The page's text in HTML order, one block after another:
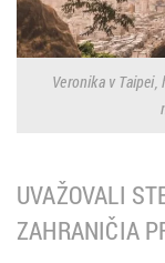
Veronika v
UVAŽOVALI
ZAHRANIČIA